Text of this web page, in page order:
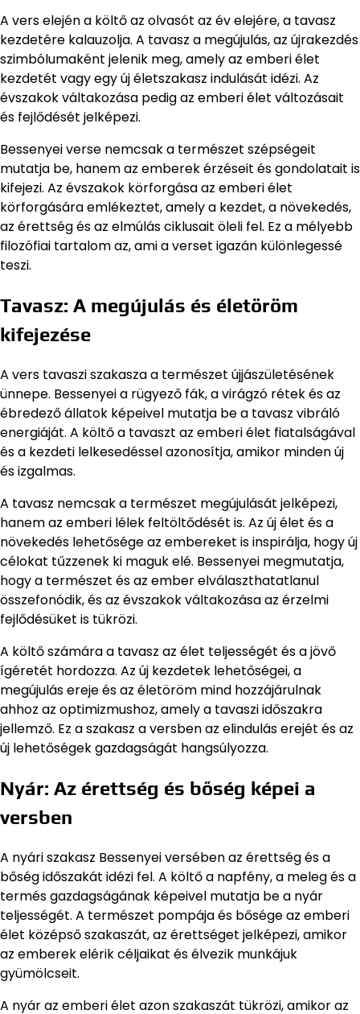
A vers elején a költő az olvasót az év elejére, a tavasz
kezdetére kalauzolja. A tavasz a megújulás, az újrakezdés
szimbólumaként jelenik meg, amely az emberi élet
kezdetét vagy egy új életszakasz indulását idézi. Az
évszakok váltakozása pedig az emberi élet változásait
és fejlődését jelképezi.
Bessenyei verse nemcsak a természet szépségeit
mutatja be, hanem az emberek érzéseit és gondolatait is
kifejezi. Az évszakok körforgása az emberi élet
körforgására emlékeztet, amely a kezdet, a növekedés,
az érettség és az elmúlás ciklusait öleli fel. Ez a mélyebb
filozófiai tartalom az, ami a verset igazán különlegessé
teszi.
Tavasz: A megújulás és életöröm
kifejezése
A vers tavaszi szakasza a természet újjászületésének
ünnepe. Bessenyei a rügyező fák, a virágzó rétek és az
ébredező állatok képeivel mutatja be a tavasz vibráló
energiáját. A költő a tavaszt az emberi élet fiatalságával
és a kezdeti lelkesedéssel azonosítja, amikor minden új
és izgalmas.
A tavasz nemcsak a természet megújulását jelképezi,
hanem az emberi lélek feltöltődését is. Az új élet és a
növekedés lehetősége az embereket is inspirálja, hogy új
célokat tűzzenek ki maguk elé. Bessenyei megmutatja,
hogy a természet és az ember elválaszthatatlanul
összefonódik, és az évszakok váltakozása az érzelmi
fejlődésüket is tükrözi.
A költő számára a tavasz az élet teljességét és a jövő
ígéretét hordozza. Az új kezdetek lehetőségei, a
megújulás ereje és az életöröm mind hozzájárulnak
ahhoz az optimizmushoz, amely a tavaszi időszakra
jellemző. Ez a szakasz a versben az elindulás erejét és az
új lehetőségek gazdagságát hangsúlyozza.
Nyár: Az érettség és bőség képei a
versben
A nyári szakasz Bessenyei versében az érettség és a
bőség időszakát idézi fel. A költő a napfény, a meleg és a
termés gazdagságának képeivel mutatja be a nyár
teljességét. A természet pompája és bősége az emberi
élet középső szakaszát, az érettséget jelképezi, amikor
az emberek elérik céljaikat és élvezik munkájuk
gyümölcseit.
A nyár az emberi élet azon szakaszát tükrözi, amikor az